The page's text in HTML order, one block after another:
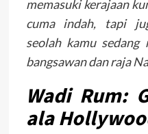
memasuki kerajaan
cuma indah, tapi
seolah kamu
bangsawan dan raja
Wadi Rum:
ala